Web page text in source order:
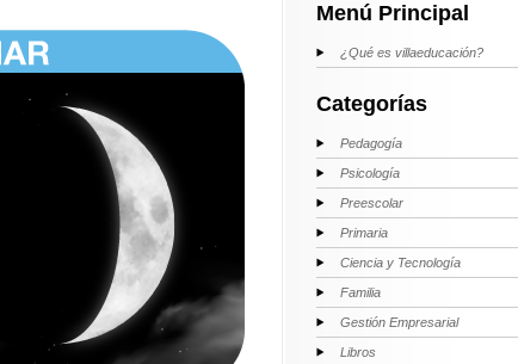
Menú Principal
¿Qué es villaeducación?
Categorías
Pedagogía
Psicología
Preescolar
Primaria
Ciencia y Tecnología
Familia
Gestión Empresarial
Libros